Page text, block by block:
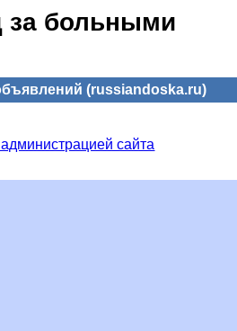
за больными
(russiandoska.ru)
сайта